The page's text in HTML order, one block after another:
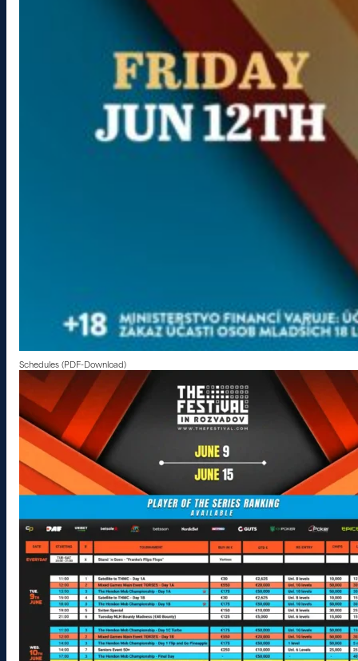
Schedules (PDF-Download)